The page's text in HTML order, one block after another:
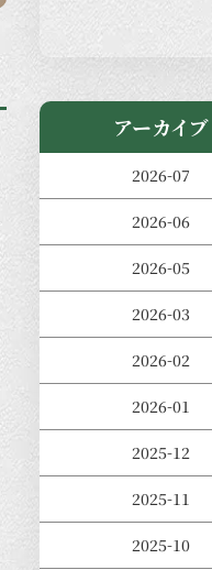
きのえねまるしぇ
アーカイブ
2026-07
2026-06
2026-05
2026-03
2026-02
2026-01
2025-12
2025-11
2025-10